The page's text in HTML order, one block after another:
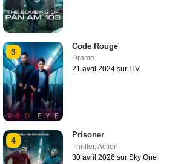
3
Code Rouge
Drame
21 avril 2024 sur ITV
4
Prisoner
Thriller,Action
30 avril 2026 sur Sky One